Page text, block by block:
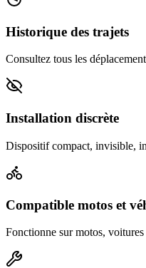
Historique des trajets
Consultez tous les
Installation discrète
Dispositif compact, invisible,
Compatible motos et
Fonctionne sur motos,